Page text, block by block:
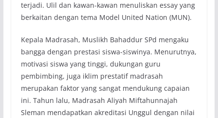
terjadi. Ulil dan kawan-kawan menuliskan essay yang
berkaitan dengan tema Model United Nation (MUN).
Kepala Madrasah, Muslikh Bahaddur SPd mengaku
bangga dengan prestasi siswa-siswinya. Menurutnya,
motivasi siswa yang tinggi, dukungan guru
pembimbing, juga iklim prestatif madrasah
merupakan faktor yang sangat mendukung capaian
ini. Tahun lalu, Madrasah Aliyah Miftahunnajah
Sleman mendapatkan akreditasi Unggul dengan nilai